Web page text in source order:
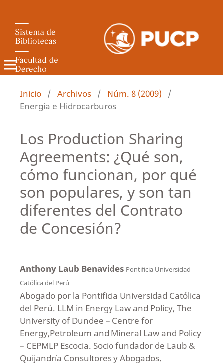
Revista de Derecho Administrativo
Inicio / Archivos / Núm. 8 (2009)
/
Energía e Hidrocarburos
Los Production Sharing
Agreements: ¿Qué son,
cómo funcionan, por qué
son populares, y son tan
diferentes del Contrato
de Concesión?
Anthony Laub Benavides Pontificia Universidad
Católica del Perú
Abogado por la Pontificia Universidad Católica
del Perú. LLM in Energy Law and Policy, The
University of Dundee – Centre for
Energy,Petroleum and Mineral Law and Policy
– CEPMLP Escocia. Socio fundador de Laub &
Quijandría Consultores y Abogados.